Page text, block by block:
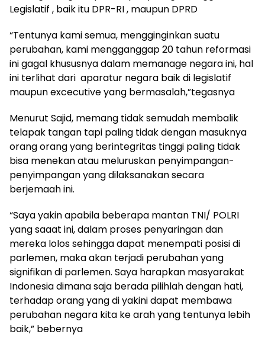
Legislatif , baik itu DPR-RI , maupun DPRD
“Tentunya kami semua, mengginginkan suatu
perubahan, kami mengganggap 20 tahun reformasi
ini gagal khususnya dalam memanage negara ini, hal
ini terlihat dari aparatur negara baik di legislatif
maupun excecutive yang bermasalah,”tegasnya
Menurut Sajid, memang tidak semudah membalik
telapak tangan tapi paling tidak dengan masuknya
orang orang yang berintegritas tinggi paling tidak
bisa menekan atau meluruskan penyimpangan-
penyimpangan yang dilaksanakan secara
berjemaah ini.
“Saya yakin apabila beberapa mantan TNI/ POLRI
yang saaat ini, dalam proses penyaringan dan
mereka lolos sehingga dapat menempati posisi di
parlemen, maka akan terjadi perubahan yang
signifikan di parlemen. Saya harapkan masyarakat
Indonesia dimana saja berada pilihlah dengan hati,
terhadap orang yang di yakini dapat membawa
perubahan negara kita ke arah yang tentunya lebih
baik,” bebernya